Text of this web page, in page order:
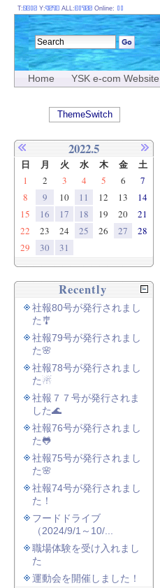
Home YSK e-com Website
T: Y: ALL: Online:
ThemeSwitch
2022.5
日 月 火 水 木 金 土
1 2 3 4 5 6
7
8
9 10 11 12 13
14
15
16 17 18 19 20
21
22
23 24 25 26 27
28
29
30 31
Recently
社報80号が発行されまし
た🎐
社報79号が発行されまし
た🌸
社報78号が発行されまし
た☃
社報７７号が発行されま
した🌊
社報76号が発行されまし
た🐸
社報75号が発行されまし
た🌸
社報74号が発行されまし
た！
フードドライブ
（2024/9/1～10/...
職場体験を受け入れまし
た
運動会を開催しました！